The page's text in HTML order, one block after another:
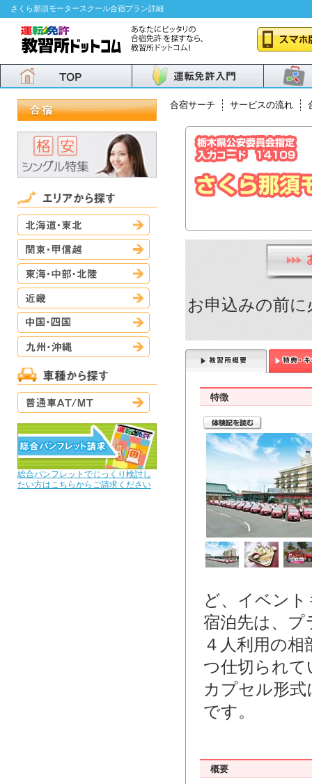
さくら那須モータースクール合宿プラン詳細
九州・沖縄
総合パンフレットでじっくり検討し
たい方はこちらからご請求ください
合宿サーチ サービスの流れ
お申込みの前
特徴
ど、イベン
宿泊先は、プ
４人利用の
つ仕切られ
カプセル形
です。
概要